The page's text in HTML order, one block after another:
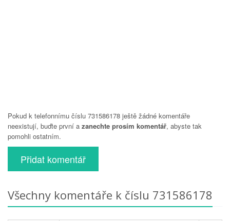
Pokud k telefonnímu číslu 731586178 ještě žádné komentáře
neexistují, buďte první a zanechte prosím komentář, abyste tak
pomohli ostatním.
Přidat komentář
Všechny komentáře k číslu 731586178